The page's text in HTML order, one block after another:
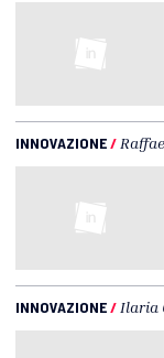
INNOVAZIONE/
INNOVAZIONE/ Ilaria